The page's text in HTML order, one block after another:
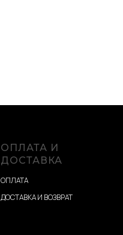
ОПЛАТА И
ДОСТАВКА
ОПЛАТА
ДОСТАВКА И ВОЗВРАТ